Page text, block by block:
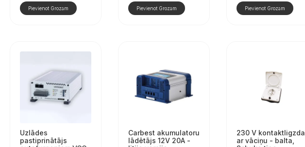
Pievienot Grozam Pievienot Grozam Pievienot Grozam
Uzlādes
pastiprinātājs
Carbest akumulatoru
lādētājs 12V 20A -
230 V kontaktligzda
ar vāciņu - balta,